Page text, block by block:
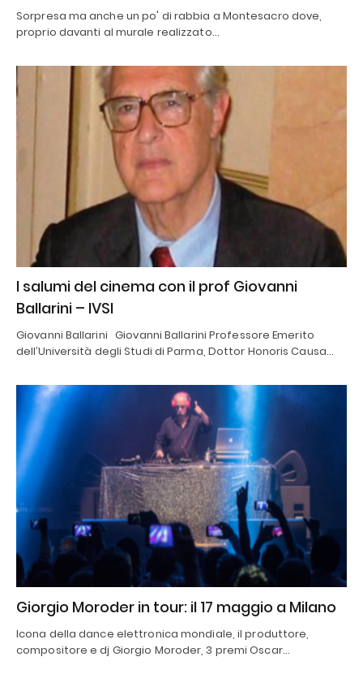
Sorpresa ma anche un po' di rabbia a Montesacro dove,
proprio davanti al murale realizzato…
I salumi del cinema con il prof Giovanni
Ballarini – IVSI
Giovanni Ballarini Giovanni Ballarini Professore Emerito
dell’Università degli Studi di Parma, Dottor Honoris Causa…
Giorgio Moroder in tour: il 17 maggio a Milano
Icona della dance elettronica mondiale, il produttore,
compositore e dj Giorgio Moroder, 3 premi Oscar…